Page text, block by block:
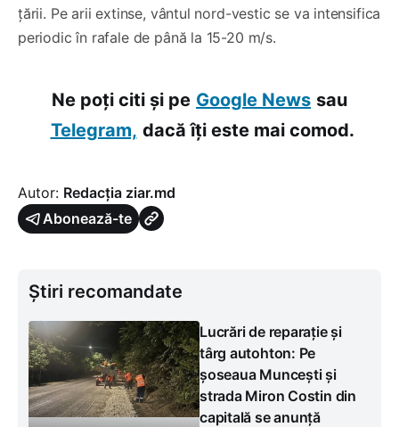
țării. Pe arii extinse, vântul nord-vestic se va intensifica
periodic în rafale de până la 15-20 m/s.
Ne poți citi și pe Google News sau
Telegram, dacă îți este mai comod.
Autor: Redacția ziar.md
Abonează-te
Știri recomandate
Lucrări de reparație și
târg autohton: Pe
șoseaua Muncești și
strada Miron Costin din
capitală se anunță